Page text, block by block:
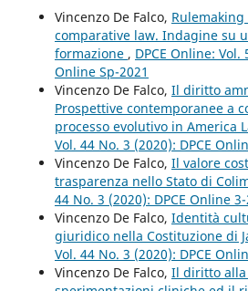
Vincenzo De Falco,
comparative law. Indagine su
formazione , DPCE Online: Vol.
Online Sp-2021
Vincenzo De Falco, Il diritto
Prospettive contemporanee a
processo evolutivo in America
Vol. 44 No. 3 (2020): DPCE
Vincenzo De Falco, Il valore
trasparenza nello Stato di
44 No. 3 (2020): DPCE Online
Vincenzo De Falco, Identità
giuridico nella Costituzione di
Vol. 44 No. 3 (2020): DPCE
Vincenzo De Falco, Il diritto alla